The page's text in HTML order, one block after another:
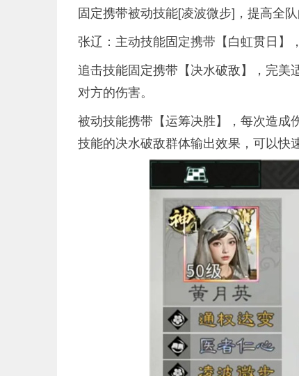
固定携带被动技能[凌波微步]，提高全队
张辽：主动技能固定携带【白虹贯日】
追击技能固定携带【决水破敌】，完美
对方的伤害。
被动技能携带【运筹决胜】，每次造成
技能的决水破敌群体输出效果，可以快